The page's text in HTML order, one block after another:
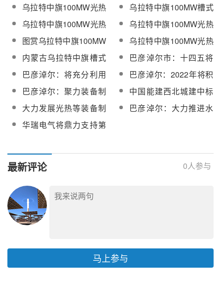
项目发电机成套设备中
标候选人公示
发电项目截洪沟施工总
承包招标
乌拉特中旗100MW光热
项目常规岛建筑安装工
程施工招标
乌拉特中旗100MW槽式
光热项目监理中标候选
人公示
乌拉特中旗100MW光热
项目导热油泵和太阳场
再循环泵采购招标
乌拉特中旗100MW光热
项目截洪沟施工总承包
中标候选人公示
图赏乌拉特中旗100MW
导热油槽式光热发电项
目建设现场
乌拉特中旗100MW光热
项目第一批除氧器、高
低压加热器招标
内蒙古乌拉特中旗槽式
100MW光热发电项目防
风墙工程中标公示
巴彦淖尔市：十四五将
做强光伏光热等新能源
产业，推进光热及储能
基地
巴彦淖尔：将充分利用
已有光热示范项目经
验，积极推动新光热发
电项目建设
巴彦淖尔：2022年将积
极引进光热装备制造和
“源网荷储”一体化等项目
巴彦淖尔：聚力装备制
造发展，打造特色产业
集群
中国能建西北城建中标
巴彦淖尔龙腾光热储能
科创园建安施工总承包
大力发展光热等装备制
造业集群！巴彦淖尔
《2023年政府工作报
巴彦淖尔：大力推进水
华瑞电气将鼎力支持第
最新评论 0人参与
马上参与